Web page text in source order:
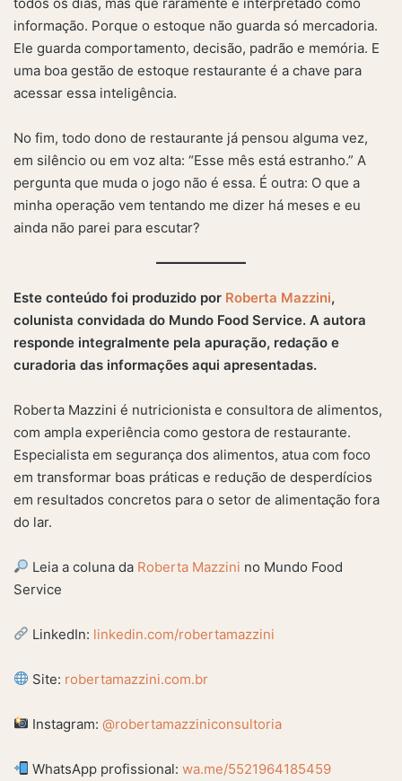
informação. Porque o estoque não guarda só mercadoria.
Ele guarda comportamento, decisão, padrão e memória. E
uma boa gestão de estoque restaurante é a chave para
acessar essa inteligência.
No fim, todo dono de restaurante já pensou alguma vez,
em silêncio ou em voz alta: “Esse mês está estranho.” A
pergunta que muda o jogo não é essa. É outra: O que a
minha operação vem tentando me dizer há meses e eu
ainda não parei para escutar?
Este conteúdo foi produzido por Roberta Mazzini,
colunista convidada do Mundo Food Service. A autora
responde integralmente pela apuração, redação e
curadoria das informações aqui apresentadas.
Roberta Mazzini é nutricionista e consultora de alimentos,
com ampla experiência como gestora de restaurante.
Especialista em segurança dos alimentos, atua com foco
em transformar boas práticas e redução de desperdícios
em resultados concretos para o setor de alimentação fora
do lar.
Leia a coluna da Roberta Mazzini no Mundo Food
Service
LinkedIn: linkedin.com/robertamazzini
Site: robertamazzini.com.br
Instagram:@robertamazziniconsultoria
WhatsApp profissional:wa.me/5521964185459